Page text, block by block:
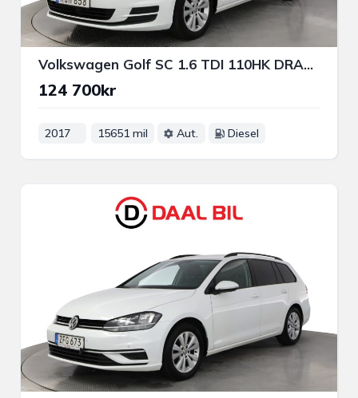
Volkswagen Golf SC 1.6 TDI 110HK DRAG B-KAM NAVI ACC APP-CONNECT
124 700kr
2017 15651 mil Aut. Diesel